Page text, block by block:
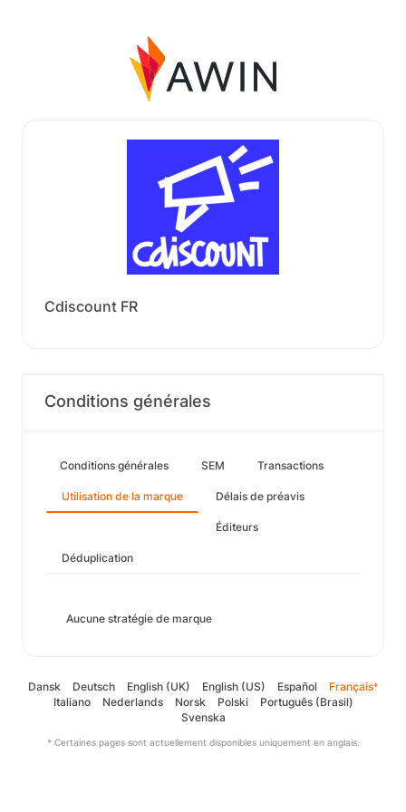
Cdiscount FR
Conditions générales
Conditions générales SEM Transactions
Utilisation de la marque Délais de préavis
Éditeurs
Déduplication
Aucune stratégie de marque
Dansk Deutsch English (UK) English (US) Español Français*
Italiano Nederlands Norsk Polski
Português (Brasil)
Svenska
* Certaines pages sont actuellement disponibles uniquement en anglais.